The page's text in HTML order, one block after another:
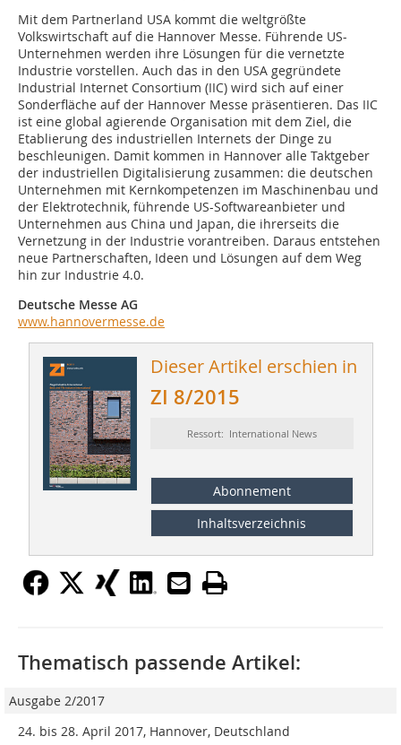
Mit dem Partnerland USA kommt die weltgrößte
Volkswirtschaft auf die Hannover Messe. Führende US-
Unternehmen werden ihre Lösungen für die vernetzte
Industrie vorstellen. Auch das in den USA gegründete
Industrial ­Internet Consortium (IIC) wird sich auf einer
Sonderfläche auf der Hannover Messe präsentieren. Das IIC
ist eine global agierende Organisation mit dem Ziel, die
Etablierung des industriellen Internets der Dinge zu
beschleunigen. Damit kommen in Hannover alle Taktgeber
der industriellen Digitalisierung zusammen: die deutschen
Unternehmen mit Kernkompetenzen im Maschinenbau und
der Elektrotechnik, führende US-Softwareanbieter und
Unternehmen aus China und Japan, die ihrerseits die
Vernetzung in der In­dustrie vorantreiben. Daraus entstehen
neue Partnerschaften, Ideen und Lösungen auf dem Weg
hin zur Industrie 4.0.
Deutsche Messe AG
www.hannovermesse.de
Dieser Artikel erschien in
ZI 8/2015
Ressort: International News
Abonnement
Inhaltsverzeichnis
Thematisch passende Artikel:
Ausgabe 2/2017
24. bis 28. April 2017, Hannover, Deutschland